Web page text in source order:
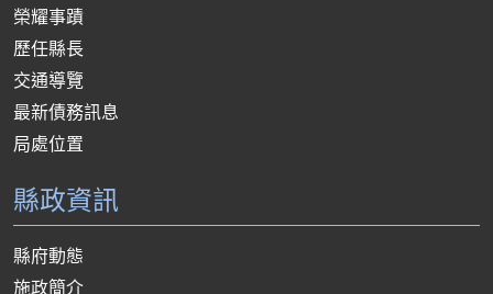
榮耀事蹟
歷任縣長
交通導覽
最新債務訊息
局處位置
縣政資訊
縣府動態
施政簡介